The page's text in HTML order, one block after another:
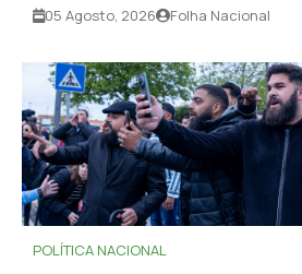
05 Agosto, 2026 Folha Nacional
POLÍTICA NACIONAL